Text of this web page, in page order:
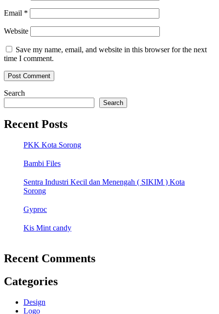
Email *
Website
Save my name, email, and website in this browser for the next
time I comment.
Search
Search
Recent Posts
PKK Kota Sorong
Bambi Files
Sentra Industri Kecil dan Menengah ( SIKIM ) Kota
Sorong
Gyproc
Kis Mint candy
Recent Comments
Categories
Design
Logo